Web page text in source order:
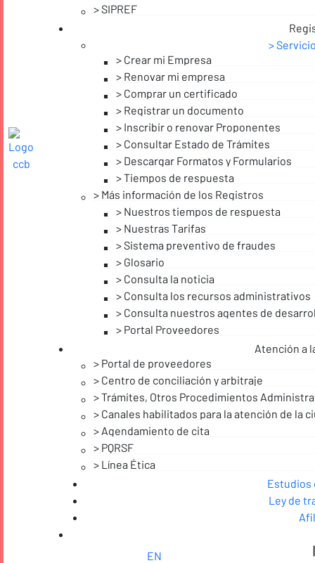
SIPREF
Crear mi Empresa
Renovar mi empresa
Comprar un certificado
Registrar un documento
Inscribir o renovar Proponentes
Consultar Estado de Trámites
Descargar Formatos y Formularios
Tiempos de respuesta
Más información de los Registros
Nuestros tiempos de respuesta
Nuestras Tarifas
Sistema preventivo de fraudes
Glosario
Consulta la noticia
Consulta los recursos administrativos
Consulta nuestros agentes de
Portal Proveedores
Atención a
Portal de proveedores
Centro de conciliación y arbitraje
Trámites, Otros Procedimientos
Canales habilitados para la atención de la
Agendamiento de cita
PQRSF
Línea Ética
Estudios
Ley de
EN |